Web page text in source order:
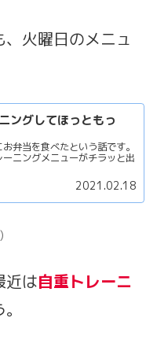
火曜日のメニュ
ングしてほっともっ
弁当を食べたという話です。
ニングメニューがチラッと出
2021.02.18
近は自重トレーニ